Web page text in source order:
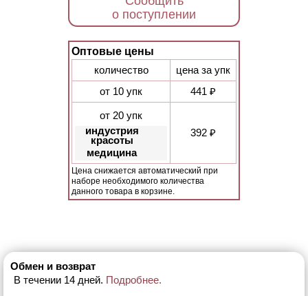
о поступлении
Оптовые цены
количество
цена за упк
от 10 упк
441 ₽
от 20 упк
индустрия
красоты
медицина
392 ₽
Цена снижается автоматический при
наборе необходимого количества
данного товара в корзине.
Обмен и возврат
В течении 14 дней. Подробнее.